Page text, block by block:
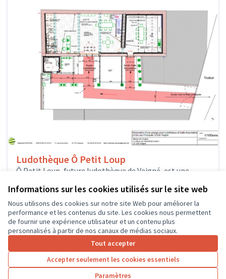
Informations sur les cookies utilisés sur le site web
Nous utilisons des cookies sur notre site Web pour améliorer la
performance et les contenus du site. Les cookies nous permettent
de fournir une expérience utilisateur et un contenu plus
personnalisés à partir de nos canaux de médias sociaux.
Tout accepter
Accepter seulement les cookies essentiels
Paramètres
Ludothèque Ô Petit Loup
Ô Petit Loup, future ludothèque de Veigné, est une
enthousiastes qui veulent proposer...
Solidarité et développement local Veigné
Résultats par page : 100
1 2 3 4